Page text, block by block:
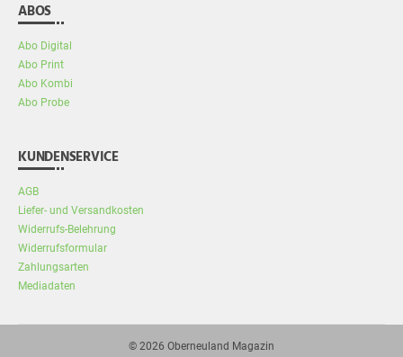
ABOS
Abo Digital
Abo Print
Abo Kombi
Abo Probe
KUNDENSERVICE
AGB
Liefer- und Versandkosten
Widerrufs-Belehrung
Widerrufsformular
Zahlungsarten
Mediadaten
© 2026 Oberneuland Magazin